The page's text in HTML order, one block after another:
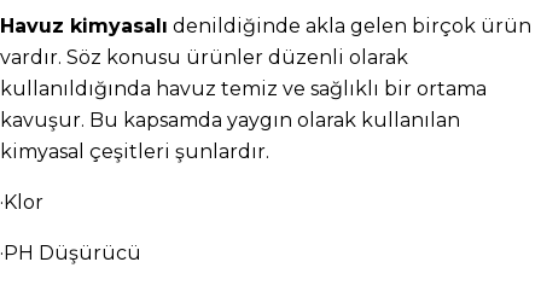
Havuz kimyasalı denildiğinde akla gelen birçok ürün
vardır. Söz konusu ürünler düzenli olarak
kullanıldığında havuz temiz ve sağlıklı bir ortama
kavuşur. Bu kapsamda yaygın olarak kullanılan
kimyasal çeşitleri şunlardır.
·Klor
·PH Düşürücü